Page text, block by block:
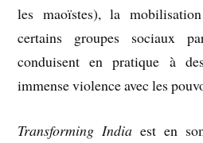
les maoïstes), la
certains groupes sociaux
conduisent en pratique à
immense violence avec les
Transforming India est en